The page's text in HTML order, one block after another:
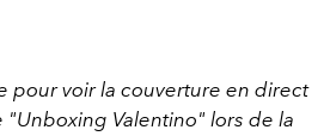
pour voir la couverture en direct
Valentino" lors de la